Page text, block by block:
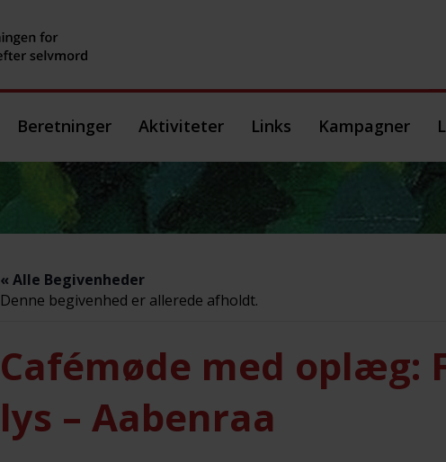
Beretninger Aktiviteter Links Kampagner
« Alle Begivenheder
Denne begivenhed er allerede afholdt.
Cafémøde med oplæg:
lys – Aabenraa